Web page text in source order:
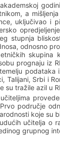
a
uključivao i
stupnja
odnosno
skupina
prognaju iz
Talijani, Srbi i
su tražile azil u
područje
koje su
učitelja o
grupnog